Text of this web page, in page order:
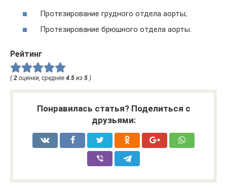
Протезирование грудного отдела аорты;
Протезирование брюшного отдела аорты.
Рейтинг
( 2 оценки, среднее 4.5 из 5 )
Понравилась статья? Поделиться с
друзьями: